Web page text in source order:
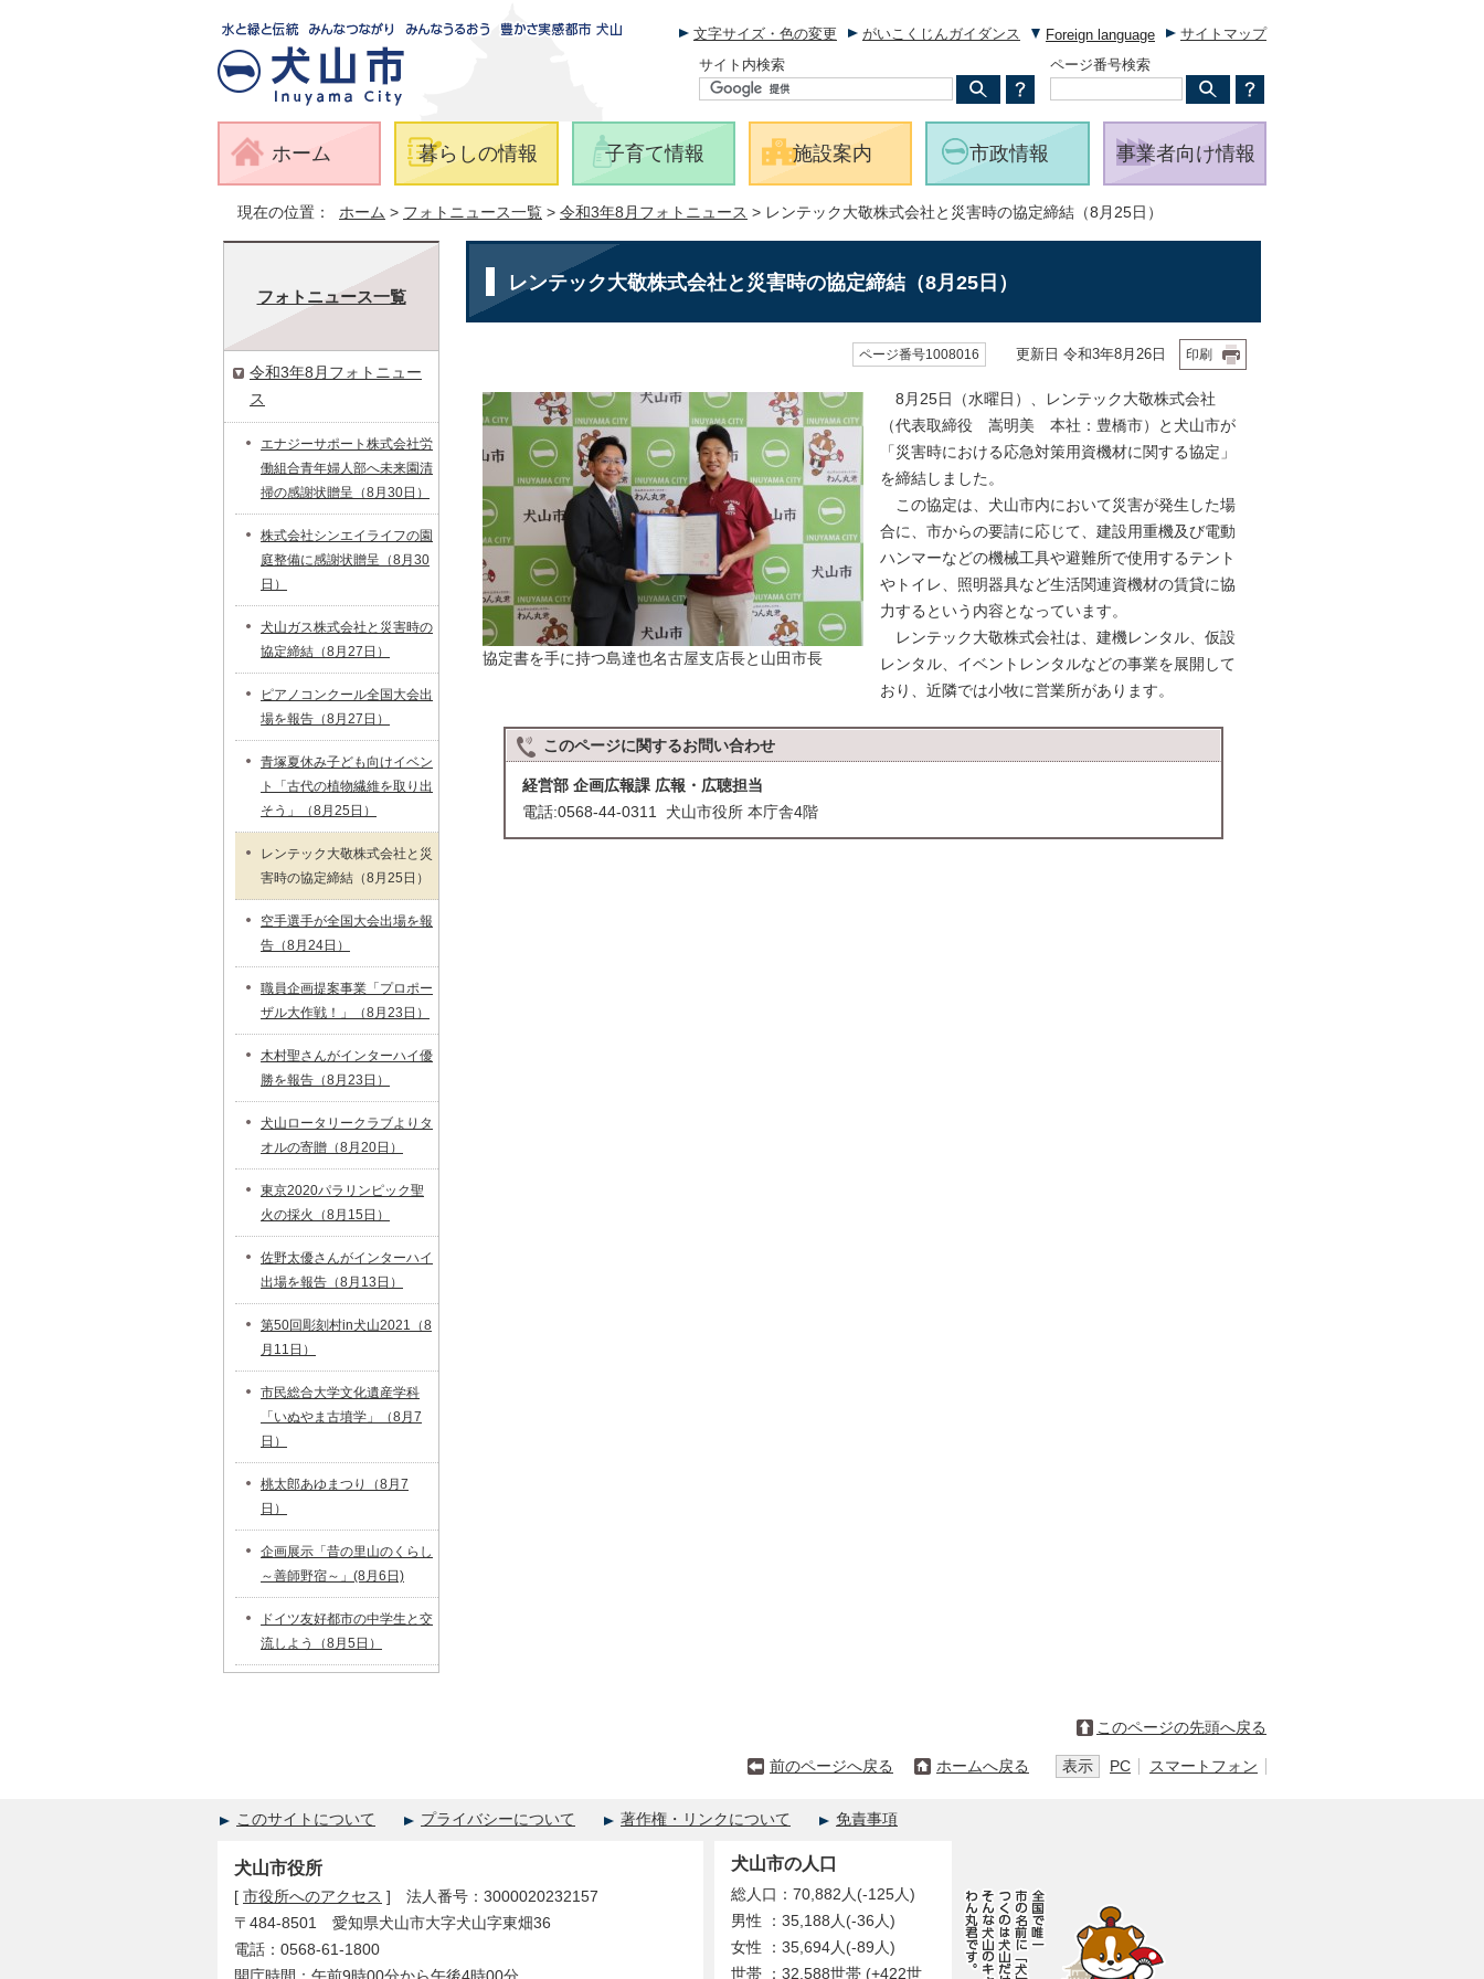
文字サイズ・色の変更 がいこくじんガイダンス Foreign language
サイトマップ
サイト内検索
ページ番号検索
ホーム 暮らしの情報 子育て情報 施設案内 市政情報 事業者向け情報
現在の位置： ホーム > フォトニュース一覧 > 令和3年8月フォトニュース > レンテック大敬株式会社と災害時の協定締結（8月25日）
レンテック大敬株式会社と災害時の協定締結（8月25日）
ページ番号1008016 更新日 令和3年8月26日 印刷
協定書を手に持つ島達也名古屋支店長と山田市長
8月25日（水曜日）、レンテック大敬株式会社
（代表取締役 嵩明美 本社：豊橋市）と犬山市が
「災害時における応急対策用資機材に関する協定」
を締結しました。
この協定は、犬山市内において災害が発生した場
合に、市からの要請に応じて、建設用重機及び電動
ハンマーなどの機械工具や避難所で使用するテント
やトイレ、照明器具など生活関連資機材の賃貸に協
力するという内容となっています。
レンテック大敬株式会社は、建機レンタル、仮設
レンタル、イベントレンタルなどの事業を展開して
おり、近隣では小牧に営業所があります。
このページに関するお問い合わせ
経営部 企画広報課 広報・広聴担当
電話:0568-44-0311 犬山市役所 本庁舎4階
フォトニュース一覧
令和3年8月フォトニュー
ス
エナジーサポート株式会社労
働組合青年婦人部へ未来園清
掃の感謝状贈呈（8月30日）
株式会社シンエイライフの園
庭整備に感謝状贈呈（8月30
日）
犬山ガス株式会社と災害時の
協定締結（8月27日）
ピアノコンクール全国大会出
場を報告（8月27日）
青塚夏休み子ども向けイベン
ト「古代の植物繊維を取り出
そう」（8月25日）
レンテック大敬株式会社と災
害時の協定締結（8月25日）
空手選手が全国大会出場を報
告（8月24日）
職員企画提案事業「プロポー
ザル大作戦！」（8月23日）
木村聖さんがインターハイ優
勝を報告（8月23日）
犬山ロータリークラブよりタ
オルの寄贈（8月20日）
東京2020パラリンピック聖
火の採火（8月15日）
佐野太優さんがインターハイ
出場を報告（8月13日）
第50回彫刻村in犬山2021（8
月11日）
市民総合大学文化遺産学科
「いぬやま古墳学」（8月7
日）
桃太郎あゆまつり（8月7
日）
企画展示「昔の里山のくらし
～善師野宿～」(8月6日)
ドイツ友好都市の中学生と交
流しよう（8月5日）
このページの先頭へ戻る
前のページへ戻る ホームへ戻る 表示 PC スマートフォン
このサイトについて プライバシーについて 著作権・リンクについて 免責事項
犬山市役所
[ 市役所へのアクセス ] 法人番号：3000020232157
〒484-8501 愛知県犬山市大字犬山字東畑36
電話：0568-61-1800
犬山市の人口
総人口：70,882人(-125人)
男性 ：35,188人(-36人)
女性 ：35,694人(-89人)
世帯 ：32,588世帯 (+422世